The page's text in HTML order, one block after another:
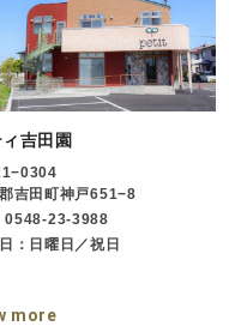
ィ吉田園
吉田町神戸651−8
0548-23-3988
：日曜日／祝日
more